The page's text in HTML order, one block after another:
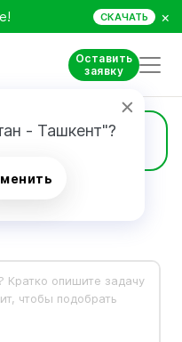
СКАЧАТЬ ×
Оставить
заявку
- Ташкент"?